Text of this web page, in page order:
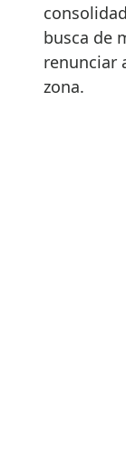
busca de
renunciar
zona.